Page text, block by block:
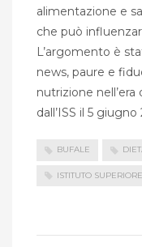
alimentazione e
che può
L’argomento è
news, paure e
nutrizione nell’era
dall’ISS il 5
BUFALE
ISTITUTO